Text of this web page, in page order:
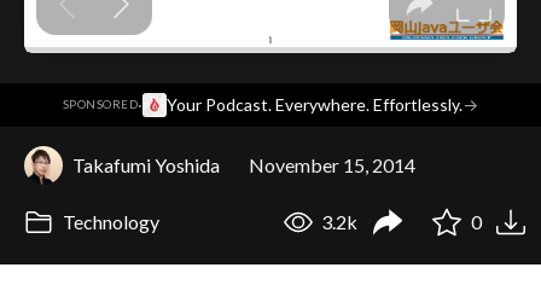
SPONSORED· Your Podcast. Everywhere. Effortlessly.→
Takafumi Yoshida November 15, 2014
Technology 3.2k 0